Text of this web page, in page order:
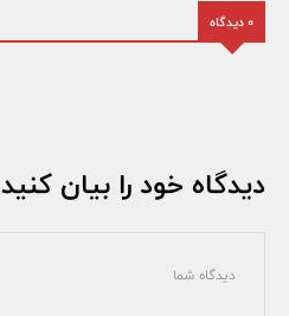
0 دیدگاه
دیدگاه خود را بیان کنید